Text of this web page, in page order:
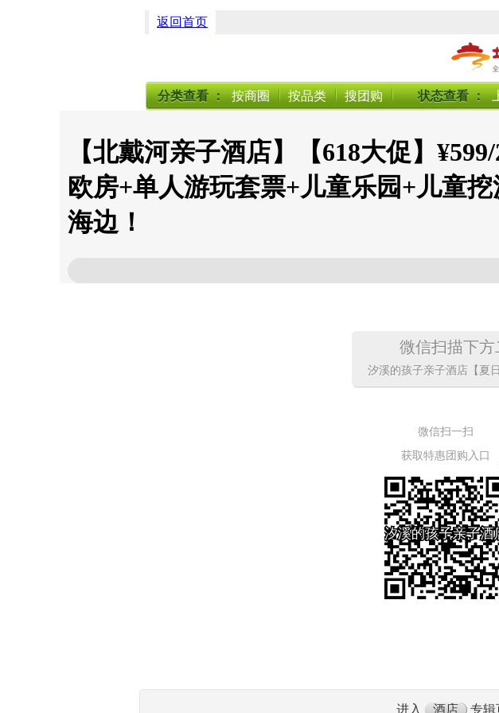
返回首页
分类查看： 按商圈 按品类 搜团购 状态查看：
【北戴河亲子酒店】【618大促】
欧房+单人游玩套票+儿童乐园+儿童
海边！
微信扫描下
汐溪的孩子亲子酒店【 夏
微信扫一扫
获取特惠团购入口
进入 酒店 专辑